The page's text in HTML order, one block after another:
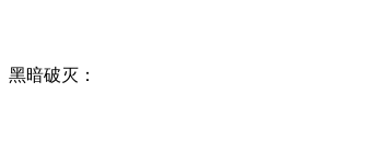
黑暗破灭：